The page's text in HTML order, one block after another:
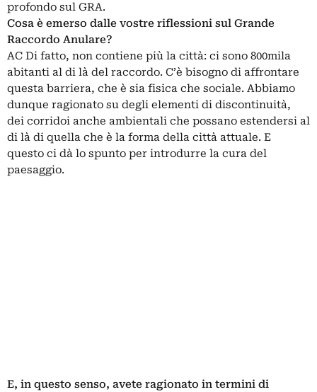
profondo sul GRA.
Cosa è emerso dalle vostre riflessioni sul Grande
Raccordo Anulare?
AC Di fatto, non contiene più la città: ci sono 800mila
abitanti al di là del raccordo. C’è bisogno di affrontare
questa barriera, che è sia fisica che sociale. Abbiamo
dunque ragionato su degli elementi di discontinuità,
dei corridoi anche ambientali che possano estendersi al
di là di quella che è la forma della città attuale. E
questo ci dà lo spunto per introdurre la cura del
paesaggio.
E, in questo senso, avete ragionato in termini di